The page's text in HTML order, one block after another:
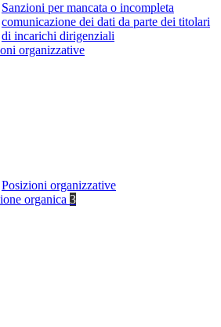
Sanzioni per mancata o incompleta
comunicazione dei dati da parte dei titolari
di incarichi dirigenziali
organizzative
Posizioni organizzative
organica 3